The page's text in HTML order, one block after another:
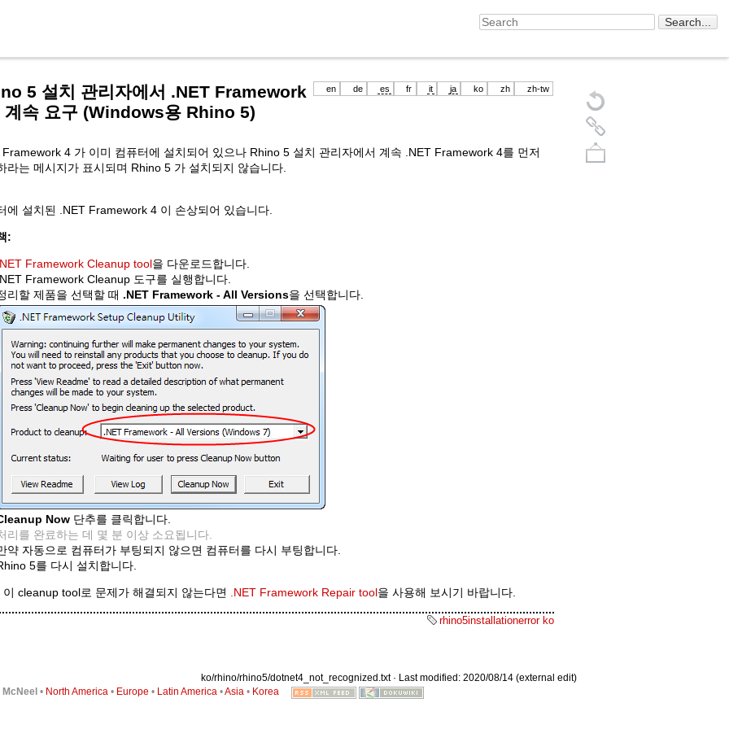
en de es fr it ja ko zh zh-tw
5 설치 관리자에서 .NET Framework
계속 요구 (Windows용 Rhino 5)
Framework 4 가 이미 컴퓨터에 설치되어 있으나 Rhino 5 설치 관리자에서 계속 .NET Framework 4를 먼저
라는 메시지가 표시되며 Rhino 5 가 설치되지 않습니다.
에 설치된 .NET Framework 4 이 손상되어 있습니다.
:
.NET Framework Cleanup tool을 다운로드합니다.
.NET Framework Cleanup 도구를 실행합니다.
리할 제품을 선택할 때 .NET Framework - All Versions을 선택합니다.
Now 단추를 클릭합니다.
리를 완료하는 데 몇 분 이상 소요됩니다.
약 자동으로 컴퓨터가 부팅되지 않으면 컴퓨터를 다시 부팅합니다.
5를 다시 설치합니다.
이 cleanup tool로 문제가 해결되지 않는다면 .NET Framework Repair tool을 사용해 보시기 바랍니다.
rhino5installationerror ko
ko/rhino/rhino5/dotnet4_not_recognized.txt· Last modified: 2020/08/14 (external edit)
McNeel • North America• Europe • Latin America•Asia• Korea